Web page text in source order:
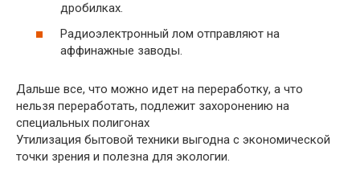
дробилках.
Радиоэлектронный лом отправляют на
аффинажные заводы.
Дальше все, что можно идет на переработку, а что
нельзя переработать, подлежит захоронению на
специальных полигонах
Утилизация бытовой техники выгодна с экономической
точки зрения и полезна для экологии.